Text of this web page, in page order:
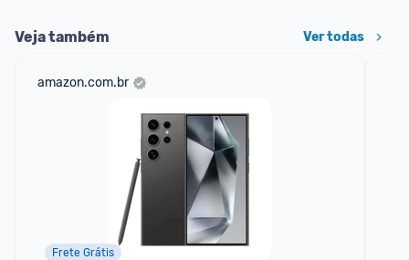
Veja também Ver todas
amazon.com.br
Frete Grátis